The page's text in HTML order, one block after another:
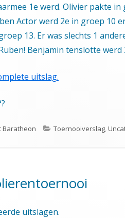
1e werd. Olivier pakte
Actor werd 2e in groep 10
13. Er was slechts 1
Benjamin tenslotte werd
uitslag.
Baratheon Categorieën
Toernooiverslag,
uitslagen.